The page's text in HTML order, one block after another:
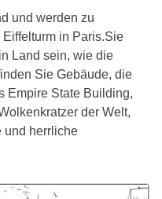
und werden zu
in Paris.Sie
Land sein, wie die
Sie Gebäude, die
Empire State Building,
der Welt,
und herrliche